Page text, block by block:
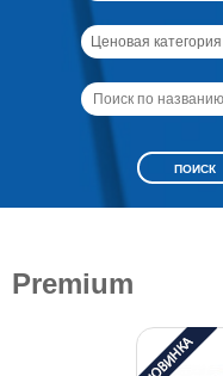
Ценовая категория
Premium